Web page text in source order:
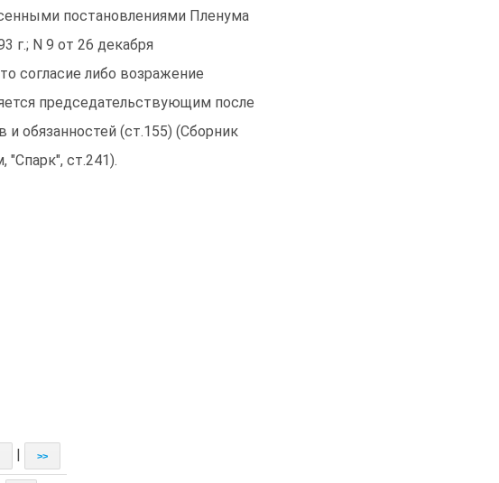
постановлениями Пленума
г.; N 9 от 26 декабря
согласие либо возражение
председательствующим после
обязанностей (ст.155) (Сборник
ст.241).
>>